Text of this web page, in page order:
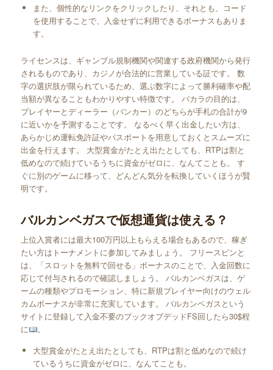
また、個性的なリンクをクリックしたり、それとも、コード
を使用することで、入金せずに利用できるボーナスもありま
す。
ライセンスは、ギャンブル規制機関や関連する政府機関から発行
されるものであり、カジノが合法的に営業している証です。 数
字の選択肢が限られているため、選ぶ数字によって勝利確率や配
当額が異なることもわかりやすい特徴です。 バカラの目的は、
プレイヤーとディーラー（バンカー）のどちらが手札の合計が9
に近いかを予測することです。 なるべく早く出金したい方は、
あらかじめ運転免許証やパスポートを用意しておくとスムーズに
出金を行えます。 大型賞金がたとえ出たとしても、RTPは割と
低めなので続けているうちに資金がゼロに、なんてことも。 す
ぐに別のゲームに移って、どんどん気分を転換していくほうが賢
明です。
バルカンベガスで仮想通貨は使える？
上位入賞者には最大100万円以上もらえる場合もあるので、稼ぎ
たい方はトーナメントに参加してみましょう。 フリースピンと
は、「スロットを無料で回せる」ボーナスのことで、入金回数に
応じて付与されるので確認しましょう。 バルカンベガスは、ゲ
ームの種類やプロモーション、特に新規プレイヤー向けのウェル
カムボーナスが非常に充実しています。 バルカンベガスという
サイトに登録して入金不要のブックオブデッドFS回したら30$程
に
。
大型賞金がたとえ出たとしても、RTPは割と低めなので続け
ているうちに資金がゼロに、なんてことも。